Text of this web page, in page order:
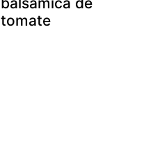
tomate